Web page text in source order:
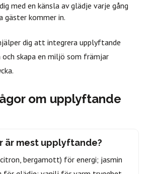
med en känsla av glädje varje gång
gäster kommer in.
dig att integrera upplyftande
skapa en miljö som främjar
om upplyftande
är mest upplyftande?
bergamott) för energi; jasmin